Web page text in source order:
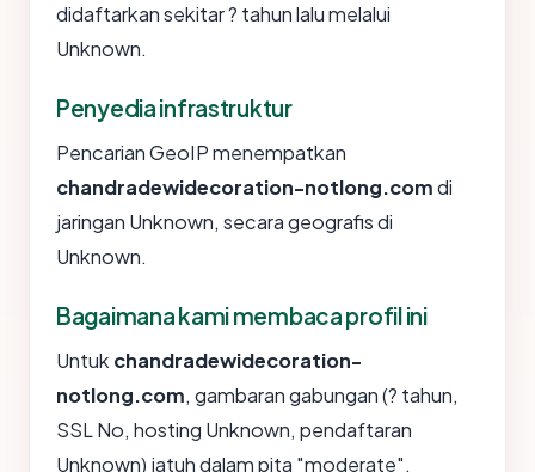
didaftarkan sekitar ? tahun lalu melalui
Unknown.
Penyedia infrastruktur
Pencarian GeoIP menempatkan
chandradewidecoration-notlong.comdi
jaringan Unknown, secara geografis di
Unknown.
Bagaimana kami membaca profil ini
Untuk chandradewidecoration-
notlong.com, gambaran gabungan (? tahun,
SSL No, hosting Unknown, pendaftaran
Unknown) jatuh dalam pita "moderate".